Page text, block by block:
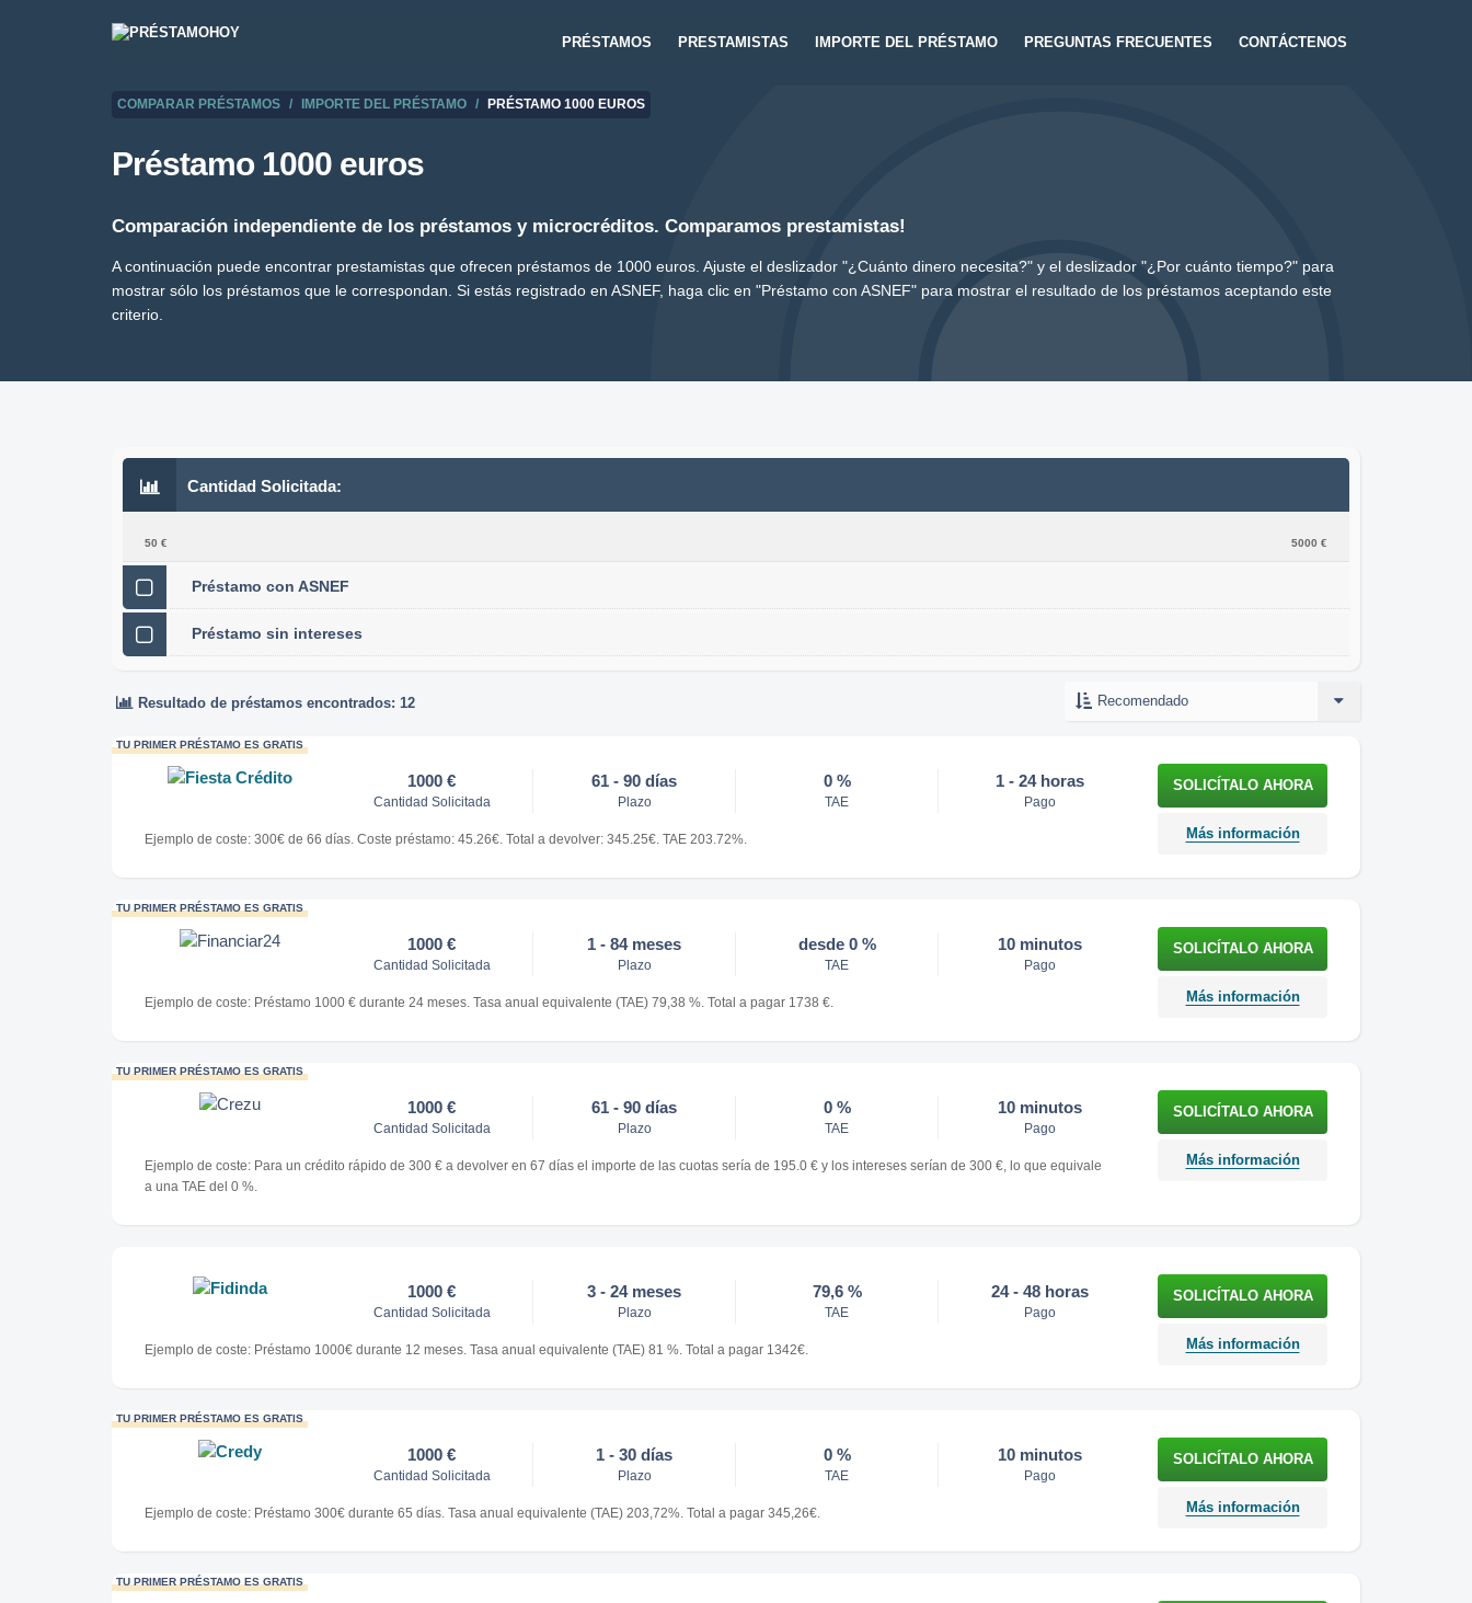
PRÉSTAMOS PRESTAMISTAS IMPORTE DEL PRÉSTAMO PREGUNTAS FRECUENTES CONTÁCTENOS
COMPARAR PRÉSTAMOS IMPORTE DEL PRÉSTAMO PRÉSTAMO 1000 EUROS
Préstamo 1000 euros
Comparación independiente de los préstamos y microcréditos. Comparamos prestamistas!
A continuación puede encontrar prestamistas que ofrecen préstamos de 1000 euros. Ajuste el deslizador "¿Cuánto dinero necesita?" y el deslizador "¿Por cuánto tiempo?" para
mostrar sólo los préstamos que le correspondan. Si estás registrado en ASNEF, haga clic en "Préstamo con ASNEF" para mostrar el resultado de los préstamos aceptando este
criterio.
Cantidad Solicitada:
50 € 5000 €
Préstamo con ASNEF
Préstamo sin intereses
Resultado de préstamos encontrados: 12
TU PRIMER PRÉSTAMO ES GRATIS
1000 €
Cantidad Solicitada
61 - 90 días
Plazo
0 %
TAE
1 - 24 horas
Pago
Más información
Ejemplo de coste: 300€ de 66 días. Coste préstamo: 45.26€. Total a devolver: 345.25€. TAE 203.72%.
TU PRIMER PRÉSTAMO ES GRATIS
1000 €
Cantidad Solicitada
1 - 84 meses
Plazo
desde 0 %
TAE
10 minutos
Pago
Más información
Ejemplo de coste: Préstamo 1000 € durante 24 meses. Tasa anual equivalente (TAE) 79,38 %. Total a pagar 1738 €.
TU PRIMER PRÉSTAMO ES GRATIS
1000 €
Cantidad Solicitada
61 - 90 días
Plazo
0 %
TAE
10 minutos
Pago
Más información
Ejemplo de coste: Para un crédito rápido de 300 € a devolver en 67 días el importe de las cuotas sería de 195.0 € y los intereses serían de 300 €, lo que equivale
a una TAE del 0 %.
1000 €
Cantidad Solicitada
3 - 24 meses
Plazo
79,6 %
TAE
24 - 48 horas
Pago
Más información
Ejemplo de coste: Préstamo 1000€ durante 12 meses. Tasa anual equivalente (TAE) 81 %. Total a pagar 1342€.
TU PRIMER PRÉSTAMO ES GRATIS
1000 €
Cantidad Solicitada
1 - 30 días
Plazo
0 %
TAE
10 minutos
Pago
Más información
Ejemplo de coste: Préstamo 300€ durante 65 días. Tasa anual equivalente (TAE) 203,72%. Total a pagar 345,26€.
TU PRIMER PRÉSTAMO ES GRATIS